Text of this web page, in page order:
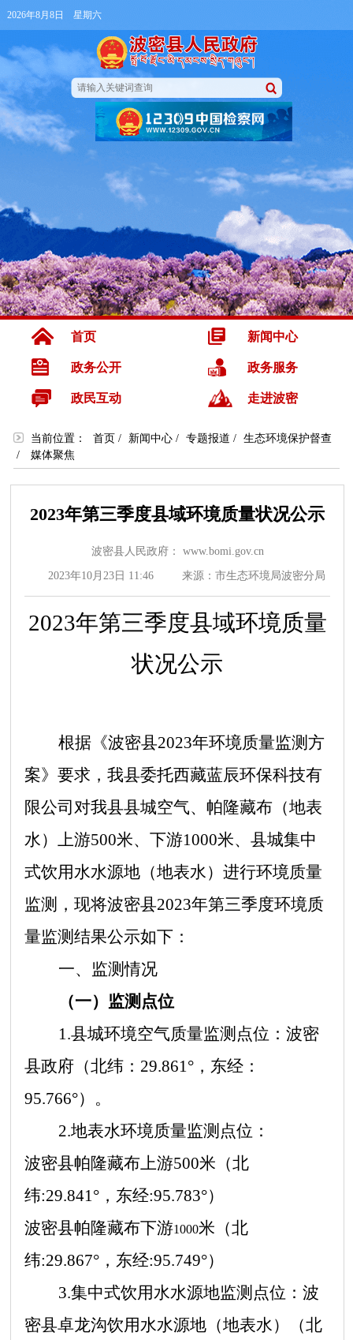
2026年8月8日 星期六
首页 新闻中心
政务公开 政务服务
政民互动 走进波密
当前位置： 首页 / 新闻中心 / 专题报道 /
生态环境保护督查
/
媒体聚焦
2023年第三季度县域环境质量状况公示
波密县人民政府： www.bomi.gov.cn
2023年10月23日 11:46 来源：市生态环境局波密分局
2023年第三季度县域环境质量
状况公示
根据《波密县2023年环境质量监测方
案》要求，我县委托西藏蓝辰环保科技有
限公司对我县县城空气、帕隆藏布（地表
水）上游500米、下游1000米、县城集中
式饮用水水源地（地表水）进行环境质量
监测，现将波密县2023年第三季度环境质
量监测结果公示如下：
一、监测情况
（一）监测点位
1.县城环境空气质量监测点位：波密
县政府（北纬：29.861°，东经：
95.766°）。
2.地表水环境质量监测点位：
波密县帕隆藏布上游500米 （北
纬:29.841°，东经:95.783°）
波密县帕隆藏布下游1000米 （北
纬:29.867°，东经:95.749°）
3.集中式饮用水水源地监测点位：波
密县卓龙沟饮用水水源地（地表水）（北